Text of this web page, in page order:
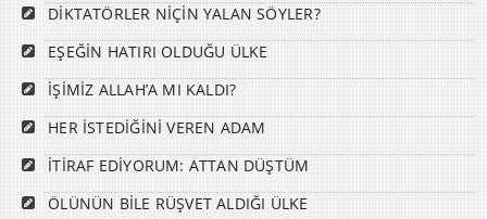
DİKTATÖRLER NİÇİN YALAN SÖYLER?
EŞEĞİN HATIRI OLDUĞU ÜLKE
İŞİMİZ ALLAH’A MI KALDI?
HER İSTEDİĞİNİ VEREN ADAM
İTİRAF EDİYORUM: ATTAN DÜŞTÜM
ÖLÜNÜN BİLE RÜŞVET ALDIĞI ÜLKE